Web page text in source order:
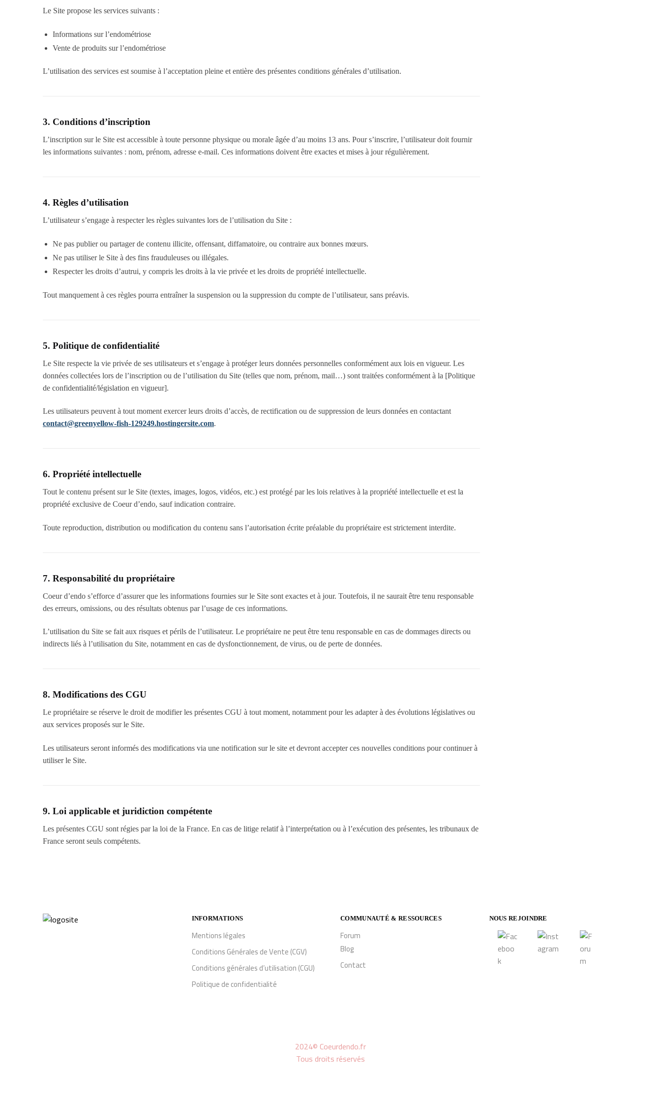
Le Site propose les services suivants :
Informations sur l’endométriose
Vente de produits sur l’endométriose
L’utilisation des services est soumise à l’acceptation pleine et entière des présentes conditions générales d’utilisation.
3. Conditions d’inscription
L’inscription sur le Site est accessible à toute personne physique ou morale âgée d’au moins 13 ans. Pour s’inscrire, l’utilisateur doit fournir
les informations suivantes : nom, prénom, adresse e-mail. Ces informations doivent être exactes et mises à jour régulièrement.
4. Règles d’utilisation
L’utilisateur s’engage à respecter les règles suivantes lors de l’utilisation du Site :
Ne pas publier ou partager de contenu illicite, offensant, diffamatoire, ou contraire aux bonnes mœurs.
Ne pas utiliser le Site à des fins frauduleuses ou illégales.
Respecter les droits d’autrui, y compris les droits à la vie privée et les droits de propriété intellectuelle.
Tout manquement à ces règles pourra entraîner la suspension ou la suppression du compte de l’utilisateur, sans préavis.
5. Politique de confidentialité
Le Site respecte la vie privée de ses utilisateurs et s’engage à protéger leurs données personnelles conformément aux lois en vigueur. Les
données collectées lors de l’inscription ou de l’utilisation du Site (telles que nom, prénom, mail…) sont traitées conformément à la [Politique
de confidentialité/législation en vigueur].
Les utilisateurs peuvent à tout moment exercer leurs droits d’accès, de rectification ou de suppression de leurs données en contactant
contact@greenyellow-fish-129249.hostingersite.com.
6. Propriété intellectuelle
Tout le contenu présent sur le Site (textes, images, logos, vidéos, etc.) est protégé par les lois relatives à la propriété intellectuelle et est la
propriété exclusive de Coeur d’endo, sauf indication contraire.
Toute reproduction, distribution ou modification du contenu sans l’autorisation écrite préalable du propriétaire est strictement interdite.
7. Responsabilité du propriétaire
Coeur d’endo s’efforce d’assurer que les informations fournies sur le Site sont exactes et à jour. Toutefois, il ne saurait être tenu responsable
des erreurs, omissions, ou des résultats obtenus par l’usage de ces informations.
L’utilisation du Site se fait aux risques et périls de l’utilisateur. Le propriétaire ne peut être tenu responsable en cas de dommages directs ou
indirects liés à l’utilisation du Site, notamment en cas de dysfonctionnement, de virus, ou de perte de données.
8. Modifications des CGU
Le propriétaire se réserve le droit de modifier les présentes CGU à tout moment, notamment pour les adapter à des évolutions législatives ou
aux services proposés sur le Site.
Les utilisateurs seront informés des modifications via une notification sur le site et devront accepter ces nouvelles conditions pour continuer à
utiliser le Site.
9. Loi applicable et juridiction compétente
Les présentes CGU sont régies par la loi de la France. En cas de litige relatif à l’interprétation ou à l’exécution des présentes, les tribunaux de
France seront seuls compétents.
INFORMATIONS
Mentions légales
Conditions Générales de Vente (CGV)
Conditions générales d’utilisation (CGU)
Politique de confidentialité
COMMUNAUTÉ & RESSOURCES
Forum
Blog
Contact
NOUS REJOINDRE
2024© Coeurdendo.fr
Tous droits réservés